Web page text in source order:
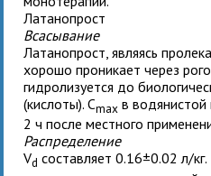
Латанопрост
Всасывание
Латанопрост, являясь
хорошо проникает через
гидролизуется до
(кислоты). Cmax в водянистой
2 ч после местного
Распределение
Vd составляет 0.16±0.02 л/